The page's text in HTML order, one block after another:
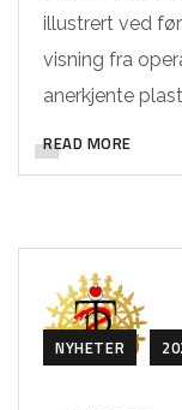
illustrert ved
visning fra
anerkjente
READ MORE
NYHETER